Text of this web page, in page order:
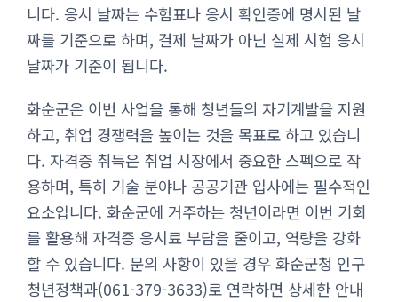
니다. 응시 날짜는 수험표나 응시 확인증에 명시된 날
짜를 기준으로 하며, 결제 날짜가 아닌 실제 시험 응시
날짜가 기준이 됩니다.
화순군은 이번 사업을 통해 청년들의 자기계발을 지원
하고, 취업 경쟁력을 높이는 것을 목표로 하고 있습니
다. 자격증 취득은 취업 시장에서 중요한 스펙으로 작
용하며, 특히 기술 분야나 공공기관 입사에는 필수적인
요소입니다. 화순군에 거주하는 청년이라면 이번 기회
를 활용해 자격증 응시료 부담을 줄이고, 역량을 강화
할 수 있습니다. 문의 사항이 있을 경우 화순군청 인구
청년정책과(061-379-3633)로 연락하면 상세한 안내